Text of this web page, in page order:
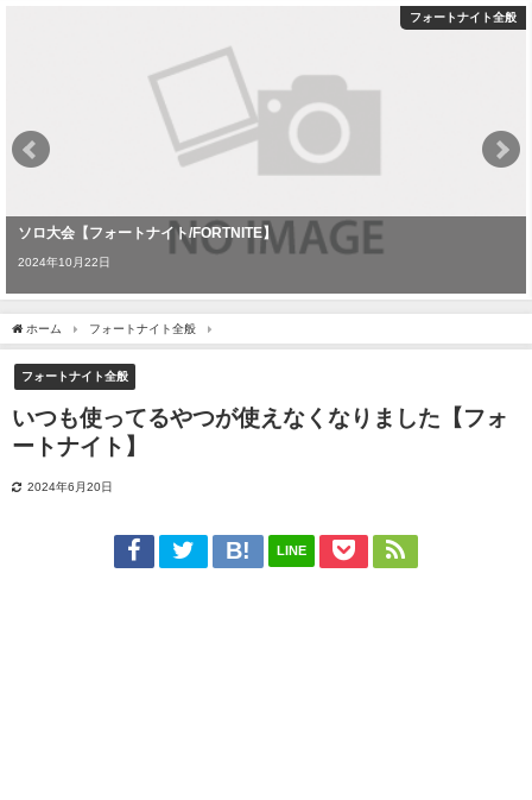
フォートナイト全般
ソロ大会【フォートナイト/FORTNITE】
2024年10月22日
ホーム フォートナイト全般
フォートナイト全般
いつも使ってるやつが使えなくなりました【フォ
ートナイト】
2024年6月20日
LINE